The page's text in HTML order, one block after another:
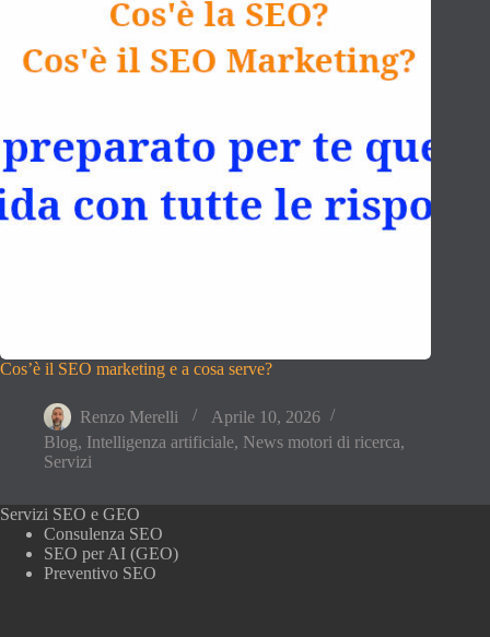
Cos’è il SEO marketing e a cosa serve?
Renzo Merelli
Aprile 10, 2026
Blog, Intelligenza artificiale, News motori di ricerca,
Servizi
Servizi SEO e GEO
Consulenza SEO
SEO per AI (GEO)
Preventivo SEO